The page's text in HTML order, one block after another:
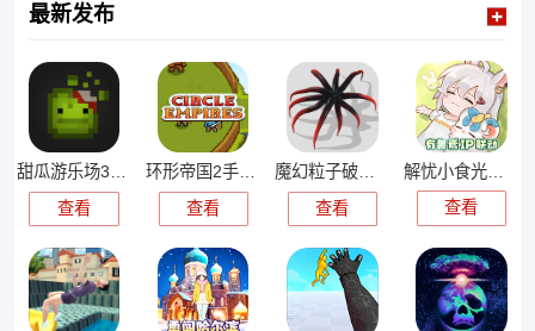
最新发布
甜瓜游乐场30.0国际版
查看
环形帝国2手机版
查看
魔幻粒子破解版
查看
查看